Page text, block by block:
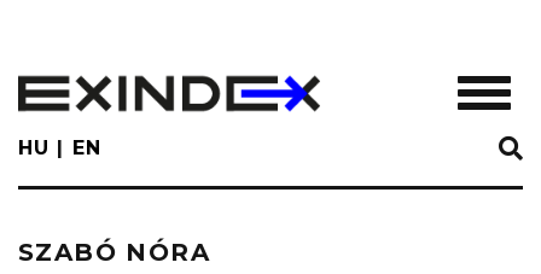
main
content
HU EN
SZABÓ NÓRA